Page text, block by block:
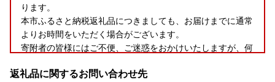
ります。
本市ふるさと納税返礼品につきましても、お届けまでに通常
よりお時間をいただく場合がございます。
寄附者の皆様にはご不便、ご迷惑をおかけいたしますが、何
なお、最新の配送状況につきましては、各配送業者のホーム
返礼品に関するお問い合わせ先